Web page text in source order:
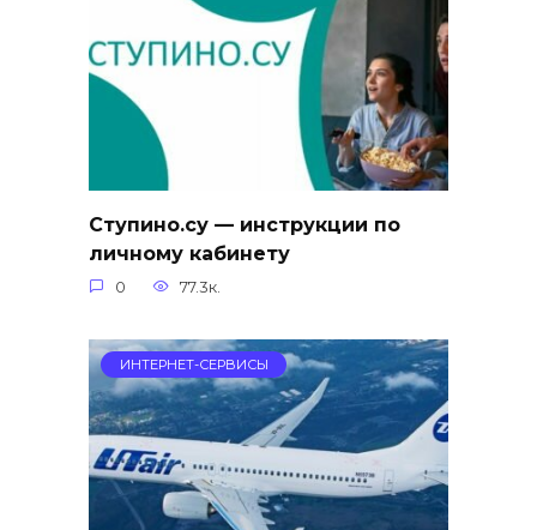
Ступино.су — инструкции по
личному кабинету
0 77.3к.
ИНТЕРНЕТ-СЕРВИСЫ